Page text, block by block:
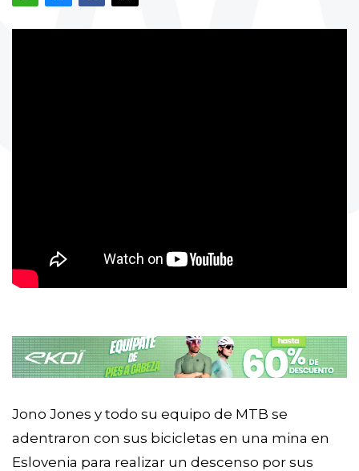
Jono Jones y todo su equipo de MTB se
adentraron con sus bicicletas en una mina en
Eslovenia para realizar un descenso por sus